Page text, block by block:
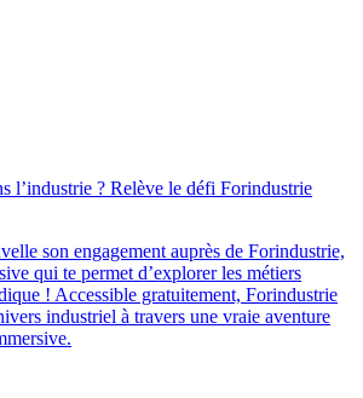
l’industrie ? Relève le défi Forindustrie
son engagement auprès de Forindustrie,
qui te permet d’explorer les métiers
! Accessible gratuitement, Forindustrie
industriel à travers une vraie aventure